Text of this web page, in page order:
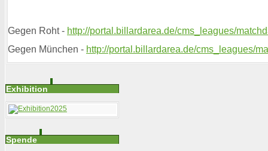
Gegen Roht - http://portal.billardarea.de/cms_leagues/
Gegen München - http://portal.billardarea.de/cms_leagues/
Exhibition
Spende